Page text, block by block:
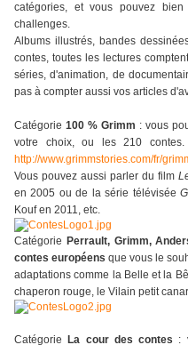
catégories, et vous pouvez
challenges.
Albums illustrés, bandes
contes, toutes les lectures
séries, d'animation, de
pas à compter aussi vos articles
Catégorie 100 % Grimm : vous
votre choix, ou les 210
http://www.grimmstories.com/fr/
Vous pouvez aussi parler du film
en 2005 ou de la série télévisée
Kouf en 2011, etc.
Catégorie Perrault, Grimm,
contes européens que vous le
adaptations comme la Belle et la
chaperon rouge, le Vilain petit
Catégorie La cour des contes :